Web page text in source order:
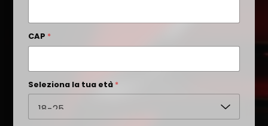
CAP *
Seleziona la tua età *